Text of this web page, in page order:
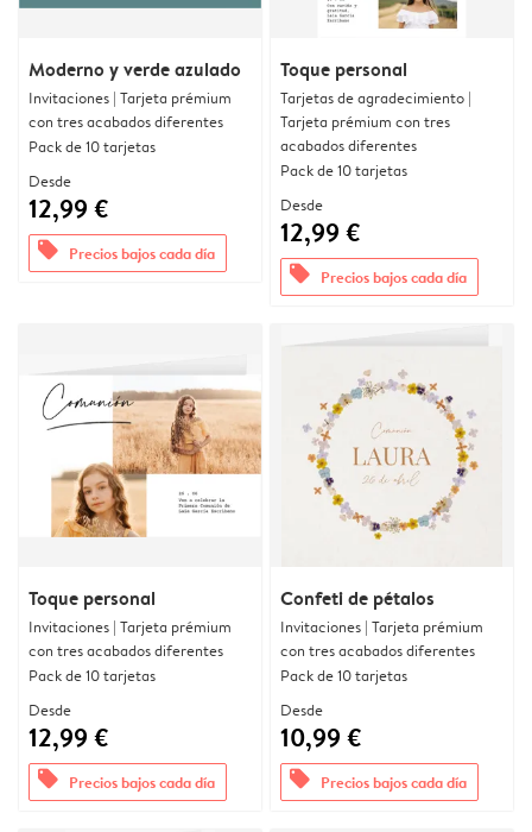
Moderno y verde azulado
Invitaciones | Tarjeta prémium
con tres acabados diferentes
Pack de 10 tarjetas
Desde
12,99 €
offers Precios bajos cada día
Toque personal
Tarjetas de agradecimiento |
Tarjeta prémium con tres
acabados diferentes
Pack de 10 tarjetas
Desde
12,99 €
offers Precios bajos cada día
Toque personal
Invitaciones | Tarjeta prémium
con tres acabados diferentes
Pack de 10 tarjetas
Desde
12,99 €
offers Precios bajos cada día
Confeti de pétalos
Invitaciones | Tarjeta prémium
con tres acabados diferentes
Pack de 10 tarjetas
Desde
10,99 €
offers Precios bajos cada día